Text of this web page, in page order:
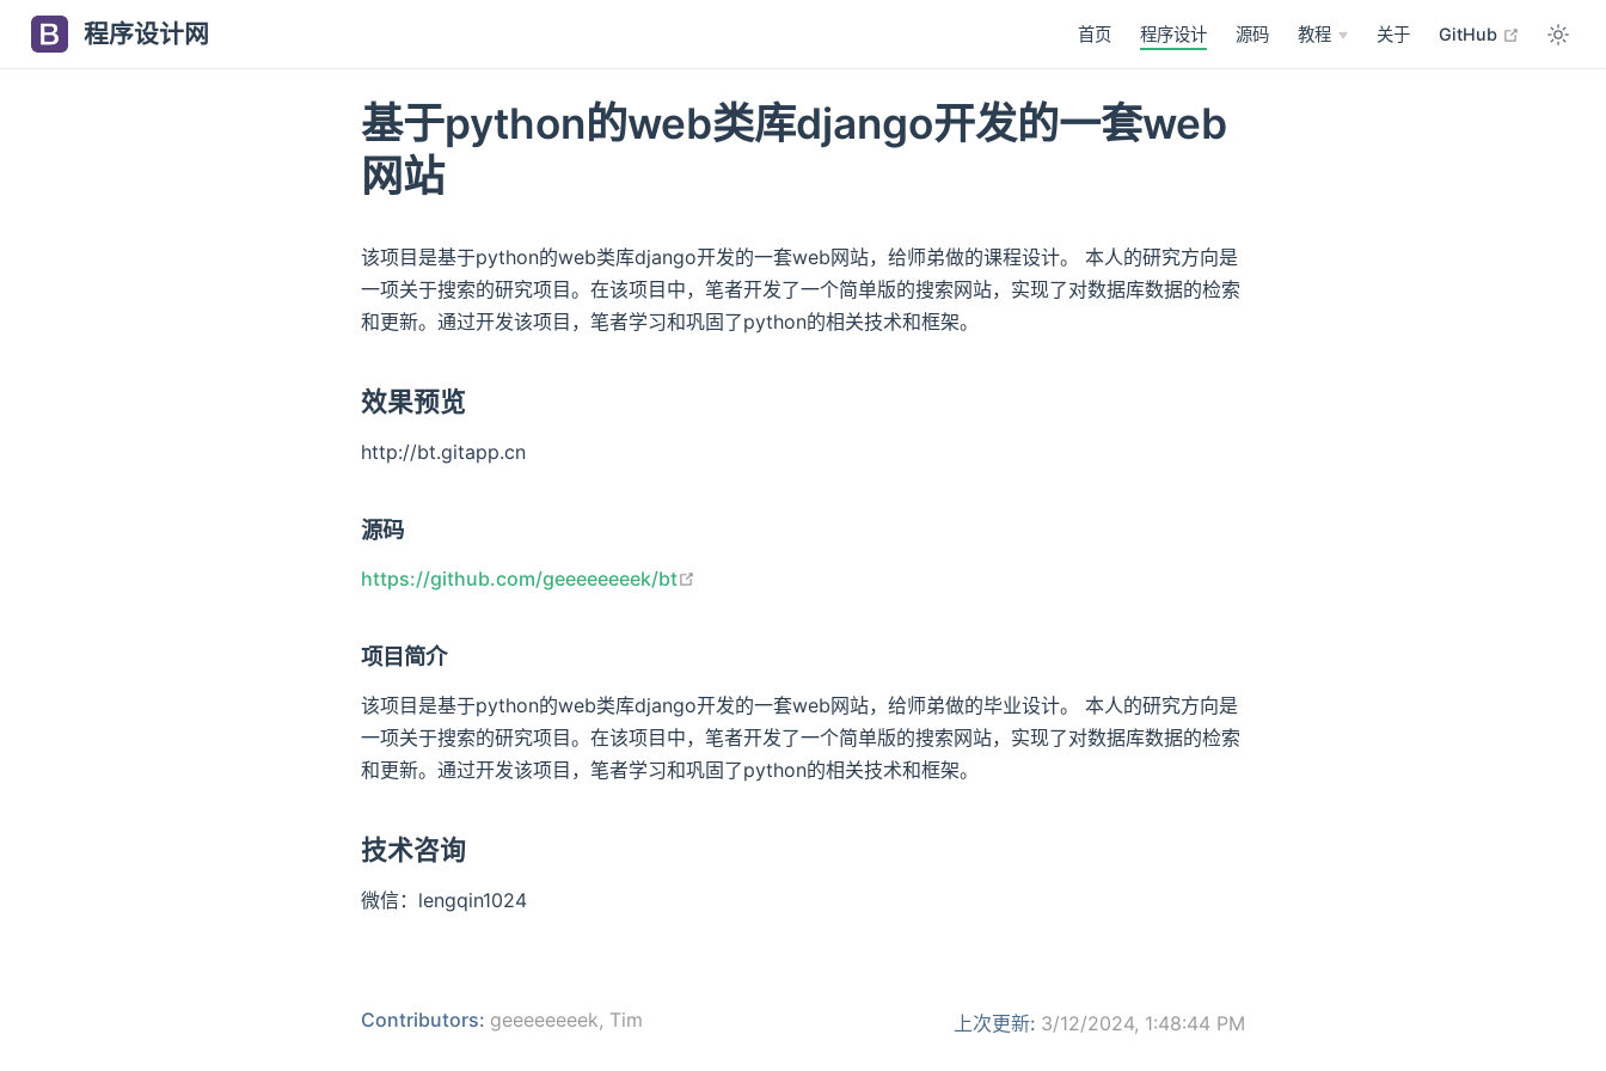
程序设计网 首页 程序设计 源码 教程 关于 GitHub open in
基于python的web类库django开发的一套web
网站
该项目是基于python的web类库django开发的一套web网站，给师弟做的课程设计。 本人的研究方向是
一项关于搜索的研究项目。在该项目中，笔者开发了一个简单版的搜索网站，实现了对数据库数据的检索
和更新。通过开发该项目，笔者学习和巩固了python的相关技术和框架。
效果预览
http://bt.gitapp.cn
源码
https://github.com/geeeeeeeek/bt
项目简介
该项目是基于python的web类库django开发的一套web网站，给师弟做的毕业设计。 本人的研究方向是
一项关于搜索的研究项目。在该项目中，笔者开发了一个简单版的搜索网站，实现了对数据库数据的检索
和更新。通过开发该项目，笔者学习和巩固了python的相关技术和框架。
技术咨询
微信：lengqin1024
上次更新: 3/12/2024, 1:48:44 PM
Contributors: geeeeeeeek, Tim